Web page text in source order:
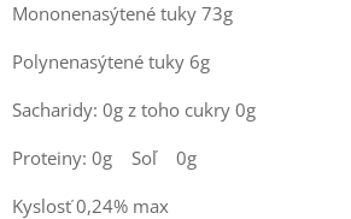
Mononenasýtené tuky 73g
Polynenasýtené tuky 6g
Sacharidy: 0g z toho cukry 0g
Proteiny: 0g Soľ 0g
Kyslosť 0,24% max